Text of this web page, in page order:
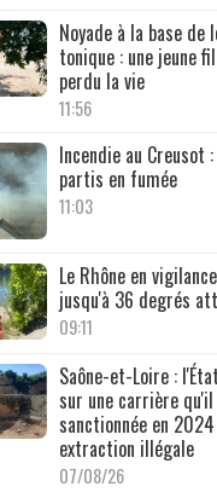
Noyade à la base de
tonique : une jeune
perdu la vie
11:56
Incendie au Creusot
partis en fumée
11:03
Le Rhône en
jusqu'à 36 degrés
09:11
Saône-et-Loire :
sur une carrière
sanctionnée en
extraction illégale
07/08/26